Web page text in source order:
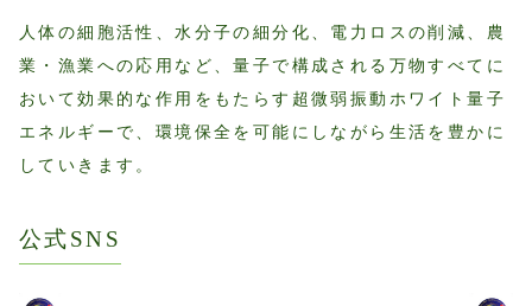
人体の細胞活性、水分子の細分化、電力ロスの削減、農
業・漁業への応用など、量子で構成される万物すべてに
おいて効果的な作用をもたらす超微弱振動ホワイト量子
エネルギーで、環境保全を可能にしながら生活を豊かに
していきます。
公式SNS